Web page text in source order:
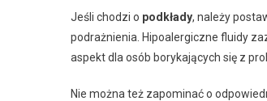
Jeśli chodzi o podkłady, należy
podrażnienia. Hipoalergiczne fluidy
aspekt dla osób borykających się z
Nie można też zapominać o